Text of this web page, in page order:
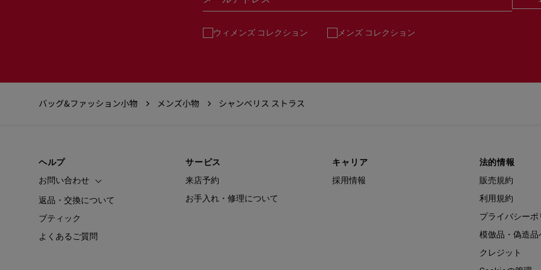
ウィメンズ コレクション メンズ コレクション
バッグ&ファッション小物 メンズ小物 シャンベリス ストラス
ヘルプ
お問い合わせ
返品・交換について
ブティック
よくあるご質問
サービス
来店予約
お手入れ・修理について
キャリア
採用情報
法的情報
販売規約
利用規約
プライバシーポ
模倣品・偽造
クレジット